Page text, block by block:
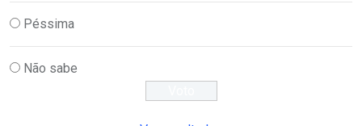
Péssima
Não sabe